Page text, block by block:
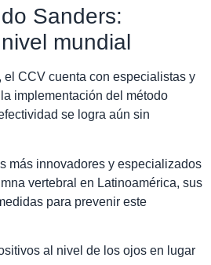
Sanders:
mundial
el CCV cuenta con especialistas y
implementación del método
se logra aún sin
más innovadores y especializados
vertebral en Latinoamérica, sus
para prevenir este
al nivel de los ojos en lugar